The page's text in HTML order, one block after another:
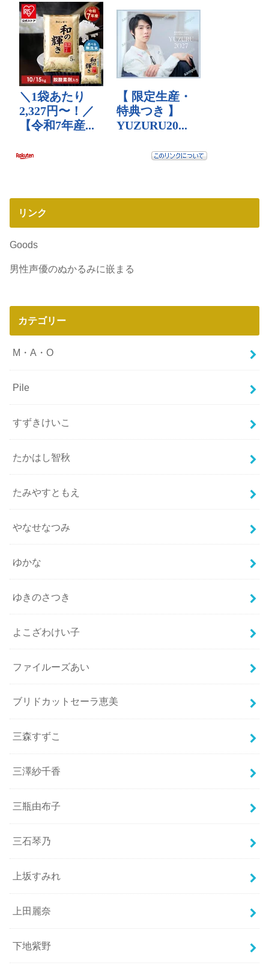
リンク
Goods
男性声優のぬかるみに嵌まる
カテゴリー
M・A・O
Pile
すずきけいこ
たかはし智秋
たみやすともえ
やなせなつみ
ゆかな
ゆきのさつき
よこざわけい子
ファイルーズあい
ブリドカットセーラ恵美
三森すずこ
三澤紗千香
三瓶由布子
三石琴乃
上坂すみれ
上田麗奈
下地紫野